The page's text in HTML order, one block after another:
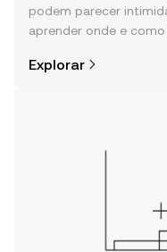
podem parecer
aprender onde e
Começa a tua viagem
Explorar